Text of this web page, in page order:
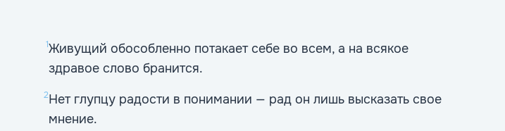
1Живущий обособленно потакает себе во всем, а на всякое
здравое слово бранится.
2Нет глупцу радости в понимании — рад он лишь высказать свое
мнение.